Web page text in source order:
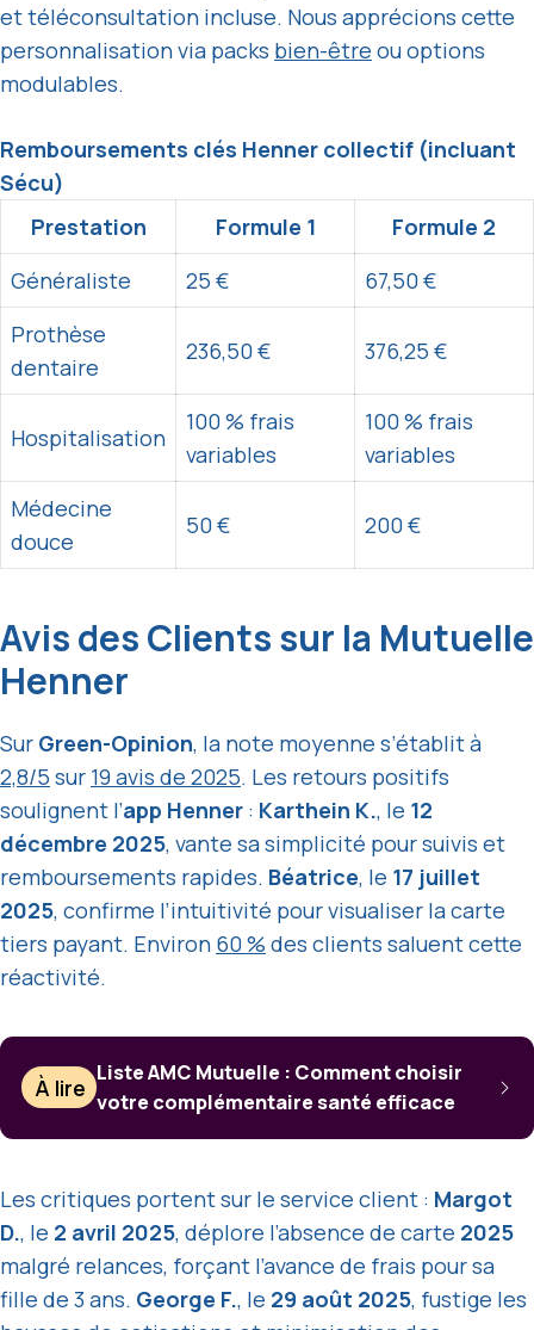
et téléconsultation incluse. Nous apprécions cette
personnalisation via packs bien-être ou options
modulables.
Remboursements clés Henner collectif (incluant
Sécu)
Prestation
Formule 1
Formule 2
Généraliste
25 €
67,50 €
Prothèse
dentaire
236,50 € 376,25 €
Hospitalisation
100 % frais
variables
100 % frais
variables
Médecine
douce
50 € 200 €
Avis des Clients sur la Mutuelle
Henner
Sur Green-Opinion, la note moyenne s’établit à
2,8/5 sur 19 avis de 2025. Les retours positifs
soulignent l’app Henner : Karthein K., le 12
décembre 2025, vante sa simplicité pour suivis et
remboursements rapides. Béatrice, le 17 juillet
2025, confirme l’intuitivité pour visualiser la carte
tiers payant. Environ 60 % des clients saluent cette
réactivité.
À lire
Liste AMC Mutuelle : Comment choisir
votre complémentaire santé efficace
Les critiques portent sur le service client : Margot
D., le 2 avril 2025, déplore l’absence de carte 2025
malgré relances, forçant l’avance de frais pour sa
fille de 3 ans. George F., le 29 août 2025, fustige les